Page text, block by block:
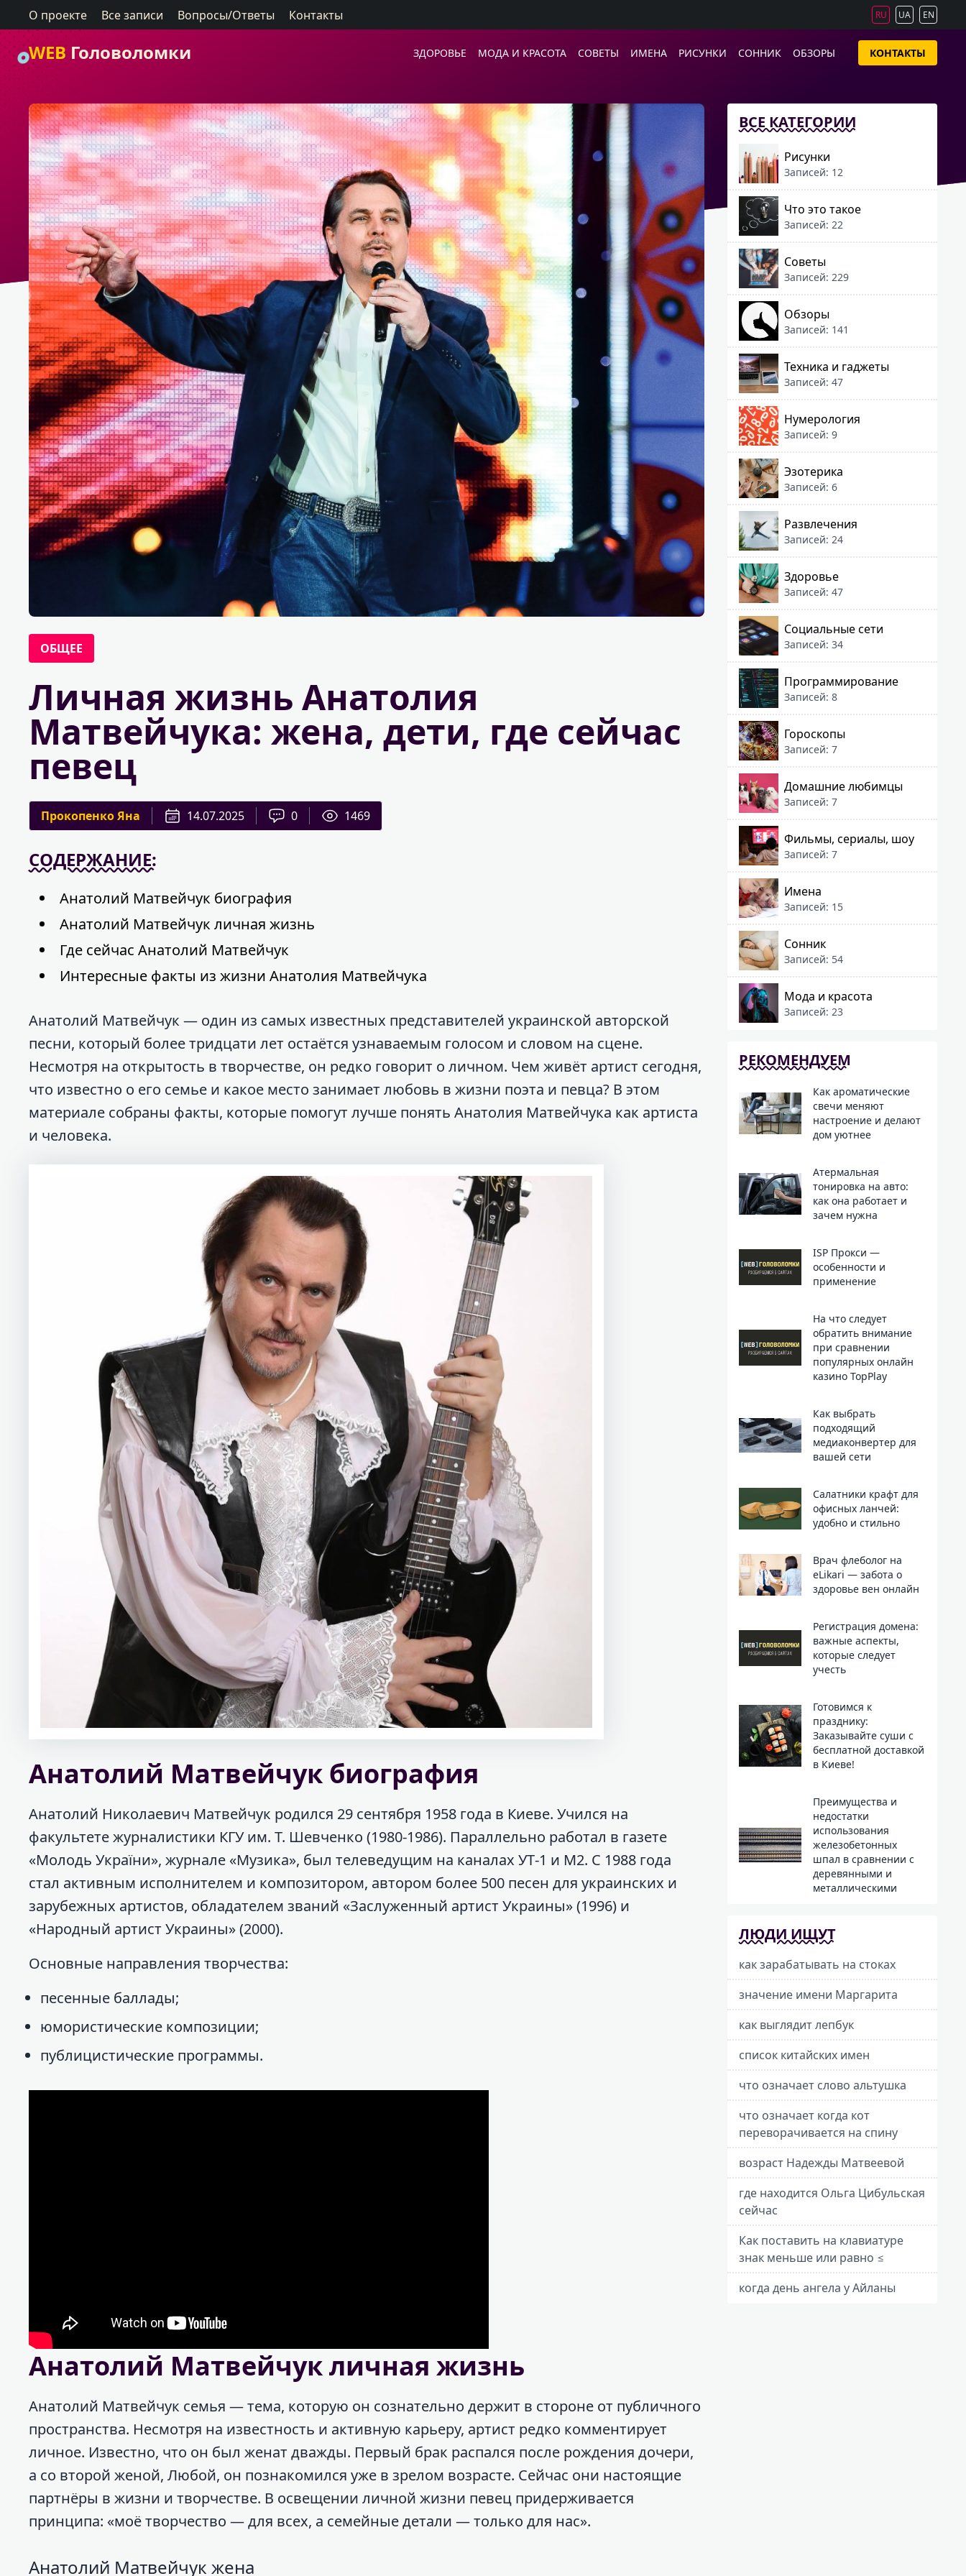
О проекте Все записи Вопросы/Ответы Контакты RU UA EN
WEB Головоломки ЗДОРОВЬЕ МОДА И КРАСОТА СОВЕТЫ ИМЕНА РИСУНКИ СОННИК ОБЗОРЫ КОНТАКТЫ
ОБЩЕЕ
Личная жизнь Анатолия
Матвейчука: жена, дети, где сейчас
певец
Прокопенко Яна 14.07.2025 0 1469
СОДЕРЖАНИЕ:
Анатолий Матвейчук биография
Анатолий Матвейчук личная жизнь
Где сейчас Анатолий Матвейчук
Интересные факты из жизни Анатолия Матвейчука
Анатолий Матвейчук — один из самых известных представителей украинской авторской
песни, который более тридцати лет остаётся узнаваемым голосом и словом на сцене.
Несмотря на открытость в творчестве, он редко говорит о личном. Чем живёт артист сегодня,
что известно о его семье и какое место занимает любовь в жизни поэта и певца? В этом
материале собраны факты, которые помогут лучше понять Анатолия Матвейчука как артиста
и человека.
Анатолий Матвейчук биография
Анатолий Николаевич Матвейчук родился 29 сентября 1958 года в Киеве. Учился на
факультете журналистики КГУ им. Т. Шевченко (1980-1986). Параллельно работал в газете
«Молодь України», журнале «Музика», был телеведущим на каналах УТ‑1 и М2. С 1988 года
стал активным исполнителем и композитором, автором более 500 песен для украинских и
зарубежных артистов, обладателем званий «Заслуженный артист Украины» (1996) и
«Народный артист Украины» (2000).
Основные направления творчества:
песенные баллады;
юмористические композиции;
публицистические программы.
Анатолий Матвейчук личная жизнь
Анатолий Матвейчук семья — тема, которую он сознательно держит в стороне от публичного
пространства. Несмотря на известность и активную карьеру, артист редко комментирует
личное. Известно, что он был женат дважды. Первый брак распался после рождения дочери,
а со второй женой, Любой, он познакомился уже в зрелом возрасте. Сейчас они настоящие
партнёры в жизни и творчестве. В освещении личной жизни певец придерживается
принципа: «моё творчество — для всех, а семейные детали — только для нас».
Анатолий Матвейчук жена
ВСЕ КАТЕГОРИИ
Рисунки
Записей: 12
Что это такое
Записей: 22
Советы
Записей: 229
Обзоры
Записей: 141
Техника и гаджеты
Записей: 47
Нумерология
Записей: 9
Эзотерика
Записей: 6
Развлечения
Записей: 24
Здоровье
Записей: 47
Социальные сети
Записей: 34
Программирование
Записей: 8
Гороскопы
Записей: 7
Домашние любимцы
Записей: 7
Фильмы, сериалы, шоу
Записей: 7
Имена
Записей: 15
Сонник
Записей: 54
Мода и красота
Записей: 23
РЕКОМЕНДУЕМ
Как ароматические
свечи меняют
настроение и делают
дом уютнее
Атермальная
тонировка на авто:
как она работает и
зачем нужна
ISP Прокси —
особенности и
применение
На что следует
обратить внимание
при сравнении
популярных онлайн
казино TopPlay
Как выбрать
подходящий
медиаконвертер для
вашей сети
Салатники крафт для
офисных ланчей:
удобно и стильно
Врач флеболог на
eLikari — забота о
здоровье вен онлайн
Регистрация домена:
важные аспекты,
которые следует
учесть
Готовимся к
празднику:
Заказывайте суши с
бесплатной доставкой
в Киеве!
Преимущества и
недостатки
использования
железобетонных
шпал в сравнении с
деревянными и
металлическими
ЛЮДИ ИЩУТ
как зарабатывать на стоках
значение имени Маргарита
как выглядит лепбук
список китайских имен
что означает слово альтушка
что означает когда кот
переворачивается на спину
возраст Надежды Матвеевой
где находится Ольга Цибульская
сейчас
Как поставить на клавиатуре
знак меньше или равно ≤
когда день ангела у Айланы